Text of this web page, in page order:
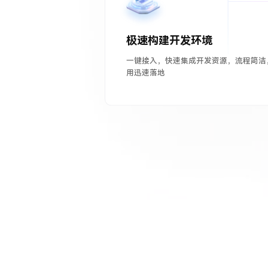
极速构建开发环境
一键接入，快速集成开发资源，流程简
用迅速落地